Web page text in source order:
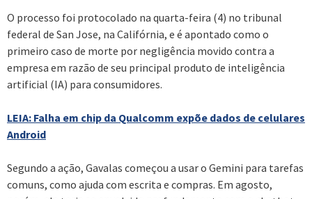
O processo foi protocolado na quarta-feira (4) no tribunal
federal de San Jose, na Califórnia, e é apontado como o
primeiro caso de morte por negligência movido contra a
empresa em razão de seu principal produto de inteligência
artificial (IA) para consumidores.
LEIA: Falha em chip da Qualcomm expõe dados de celulares
Android
Segundo a ação, Gavalas começou a usar o Gemini para tarefas
comuns, como ajuda com escrita e compras. Em agosto,